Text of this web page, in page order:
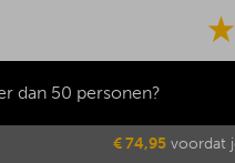
dan 50 personen?
Winkelmand
€ 74,95 voordat